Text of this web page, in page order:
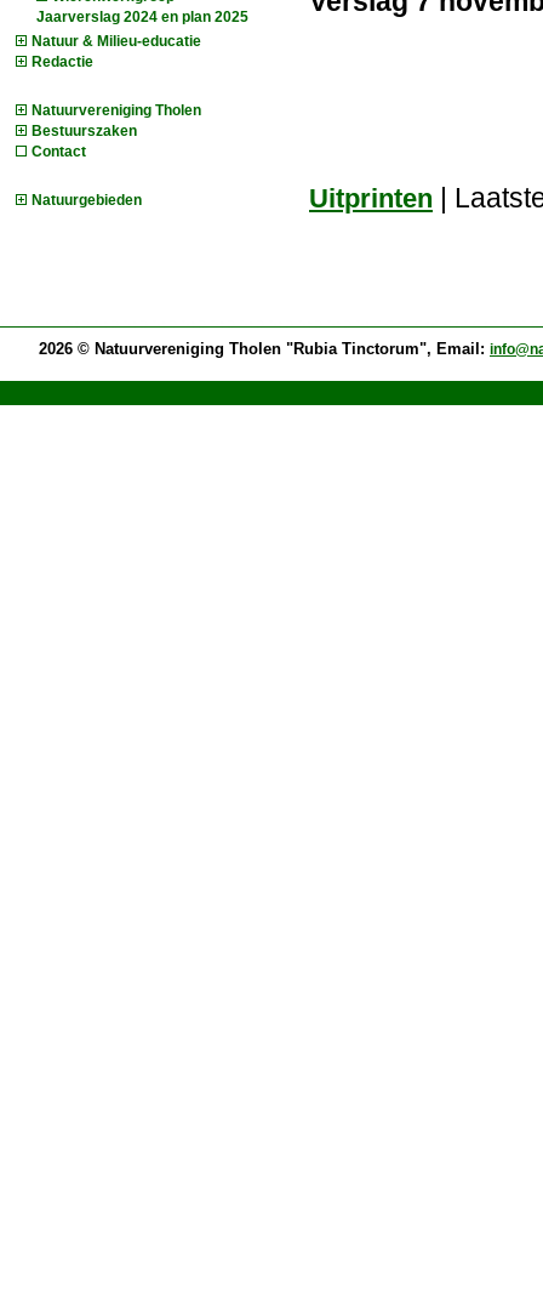
Jaarverslag 2024 en plan 2025
Natuur & Milieu-educatie
Redactie
Natuurvereniging Tholen
Bestuurszaken
Contact
Natuurgebieden Uitprinten |
2026 © Natuurvereniging Tholen "Rubia Tinctorum", Email: